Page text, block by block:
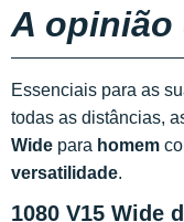
A opinião
Essenciais para as
todas as distâncias,
Wide para homem
versatilidade.
1080 V15 Wide